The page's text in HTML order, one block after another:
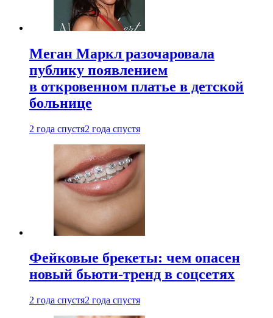
Меган Маркл разочаровала
публику появлением
в откровенном платье в детской
больнице
2 года спустя2 года спустя
Фейковые брекеты: чем опасен
новый бьюти-тренд в соцсетях
2 года спустя2 года спустя